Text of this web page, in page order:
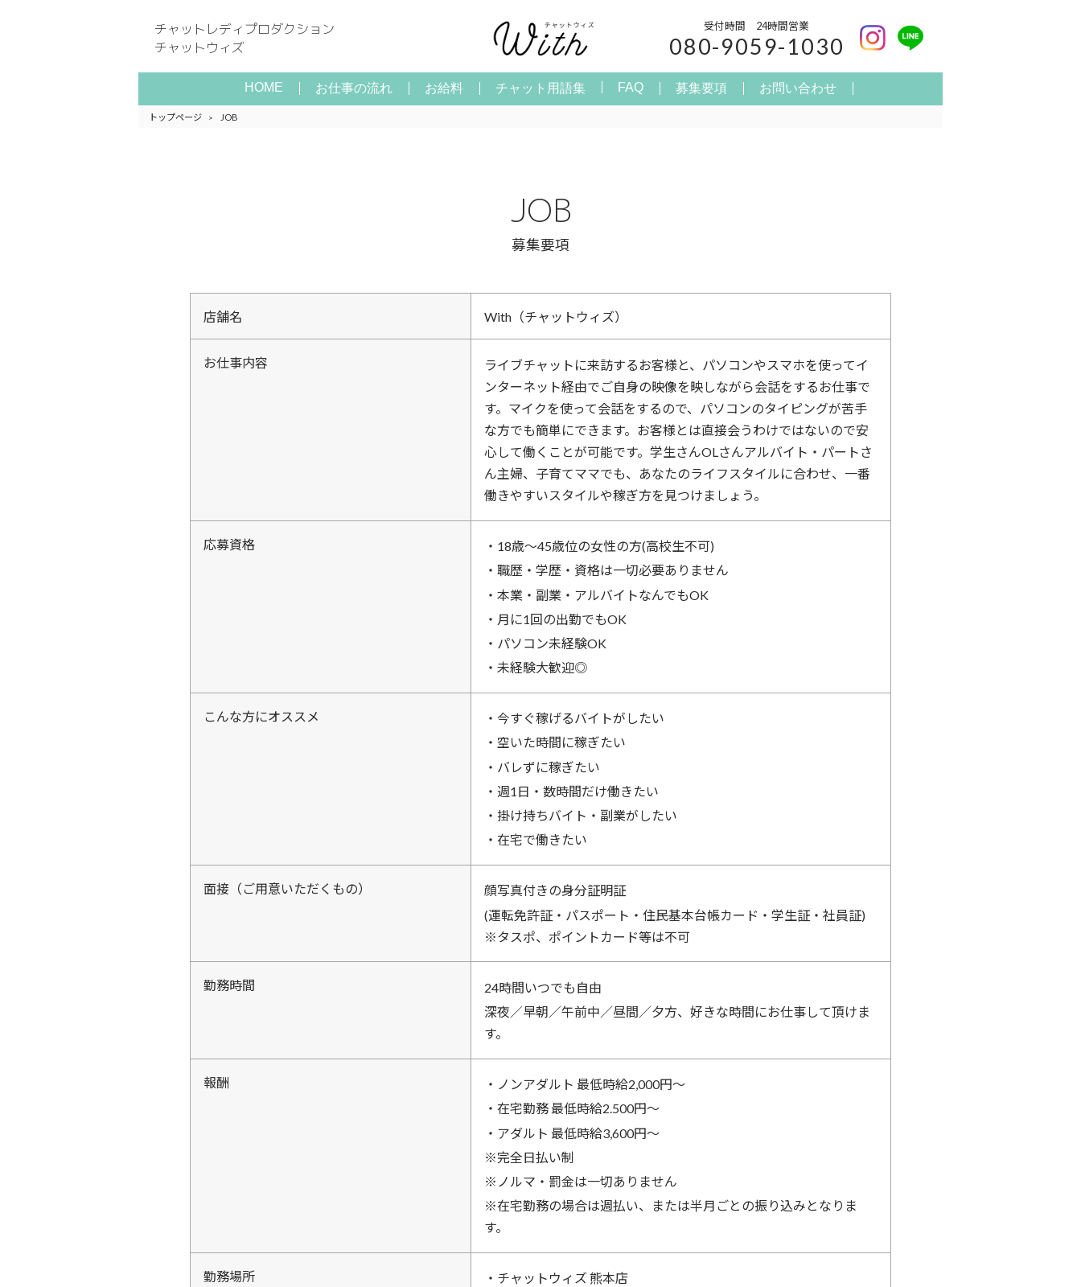
チャットレディプロダクション
チャットウィズ
受付時間 24時間営業
080-9059-1030
HOME お仕事の流れ お給料 チャット用語集 FAQ 募集要項 お問い合わせ
トップページ > JOB
JOB
募集要項
店舗名 With（チャットウィズ）
お仕事内容
ライブチャットに来訪するお客様と、パソコンやスマホを使ってイ
ンターネット経由でご自身の映像を映しながら会話をするお仕事で
す。マイクを使って会話をするので、パソコンのタイピングが苦手
な方でも簡単にできます。お客様とは直接会うわけではないので安
心して働くことが可能です。学生さんOLさんアルバイト・パートさ
ん主婦、子育てママでも、あなたのライフスタイルに合わせ、一番
働きやすいスタイルや稼ぎ方を見つけましょう。
応募資格
・18歳～45歳位の女性の方(高校生不可)
・職歴・学歴・資格は一切必要ありません
・本業・副業・アルバイトなんでもOK
・月に1回の出勤でもOK
・パソコン未経験OK
・未経験大歓迎◎
こんな方にオススメ
・今すぐ稼げるバイトがしたい
・空いた時間に稼ぎたい
・バレずに稼ぎたい
・週1日・数時間だけ働きたい
・掛け持ちバイト・副業がしたい
・在宅で働きたい
面接（ご用意いただくもの）
顔写真付きの身分証明証
(運転免許証・パスポート・住民基本台帳カード・学生証・社員証)
※タスポ、ポイントカード等は不可
勤務時間
24時間いつでも自由
深夜／早朝／午前中／昼間／夕方、好きな時間にお仕事して頂けま
す。
報酬
・ノンアダルト 最低時給2,000円〜
・在宅勤務 最低時給2.500円〜
・アダルト 最低時給3,600円〜
※完全日払い制
※ノルマ・罰金は一切ありません
※在宅勤務の場合は週払い、または半月ごとの振り込みとなりま
す。
勤務場所
・チャットウィズ 熊本店